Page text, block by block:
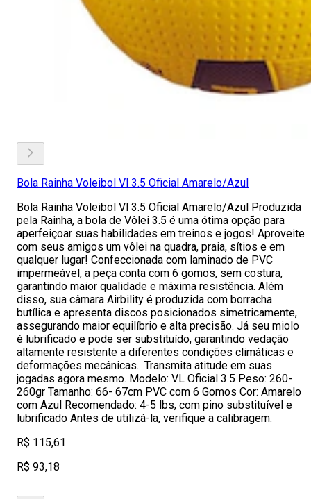
Bola Rainha Voleibol Vl 3.5 Oficial Amarelo/Azul
Bola Rainha Voleibol Vl 3.5 Oficial Amarelo/Azul Produzida
pela Rainha, a bola de Vôlei 3.5 é uma ótima opção para
aperfeiçoar suas habilidades em treinos e jogos! Aproveite
com seus amigos um vôlei na quadra, praia, sítios e em
qualquer lugar! Confeccionada com laminado de PVC
impermeável, a peça conta com 6 gomos, sem costura,
garantindo maior qualidade e máxima resistência. Além
disso, sua câmara Airbility é produzida com borracha
butílica e apresenta discos posicionados simetricamente,
assegurando maior equilíbrio e alta precisão. Já seu miolo
é lubrificado e pode ser substituído, garantindo vedação
altamente resistente a diferentes condições climáticas e
deformações mecânicas. Transmita atitude em suas
jogadas agora mesmo. Modelo: VL Oficial 3.5 Peso: 260-
260gr Tamanho: 66- 67cm PVC com 6 Gomos Cor: Amarelo
com Azul Recomendado: 4-5 lbs, com pino substituível e
lubrificado Antes de utilizá-la, verifique a calibragem.
R$ 115,61
R$ 93,18